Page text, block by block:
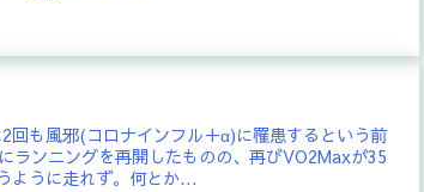
回も風邪(コロナインフル＋α)に罹患するという前
ランニングを再開したものの、再びVO2Maxが35
ように走れず。何とか...